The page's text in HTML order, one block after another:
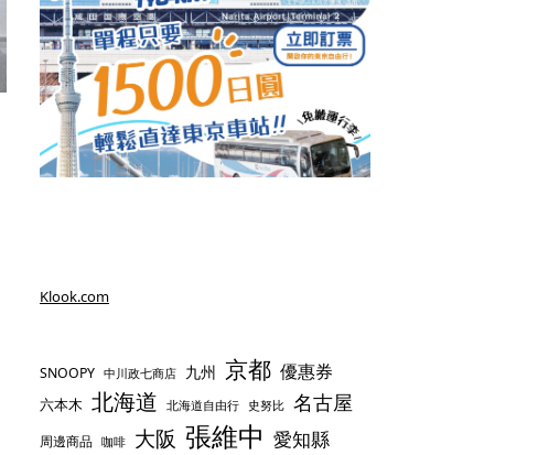
Klook.com
SNOOPY 中川政七商店 九州 京都 優惠券
六本木 北海道 北海道自由行 史努比 名古屋
周邊商品 咖啡 大阪 張維中 愛知縣